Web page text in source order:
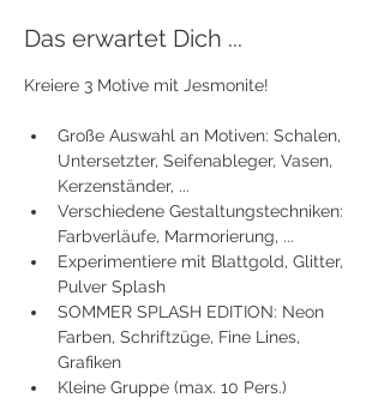
Das erwartet Dich ...
Kreiere 3 Motive mit Jesmonite!
Große Auswahl an Motiven: Schalen,
Untersetzter, Seifenableger, Vasen,
Kerzenständer, ...
Verschiedene Gestaltungstechniken:
Farbverläufe, Marmorierung, ...
Experimentiere mit Blattgold, Glitter,
Pulver Splash
SOMMER SPLASH EDITION: Neon
Farben, Schriftzüge, Fine Lines,
Grafiken
Kleine Gruppe (max. 10 Pers.)